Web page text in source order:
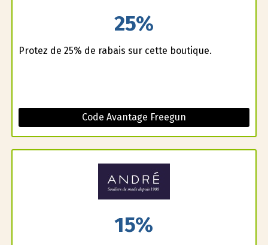
25%
Profitez de 25% de rabais sur cette boutique.
Code Avantage Freegun
15%